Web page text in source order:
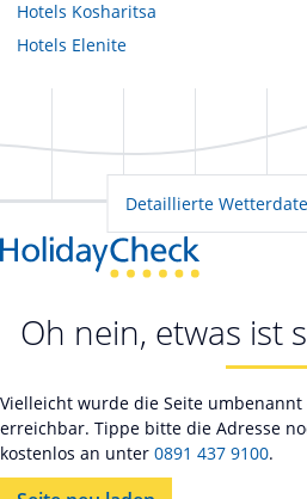
Hotels Kosharitsa
Hotels Elenite
Detaillierte
Oh nein, etwas ist
Vielleicht wurde die Seite
erreichbar. Tippe bitte die Adresse
kostenlos an unter 0891 437 9100.